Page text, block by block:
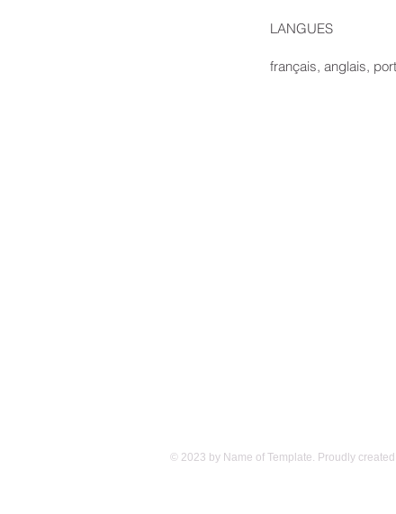
LANGUES
français, anglais,
© 2023 by Name of Template. Proudly